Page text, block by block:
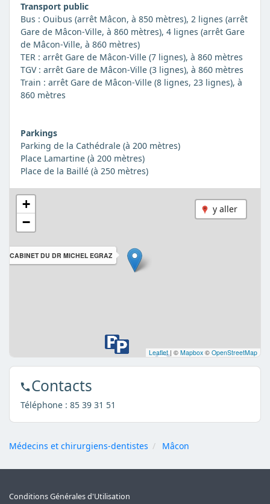
Transport public
Bus : Ouibus (arrêt Mâcon, à 850 mètres), 2 lignes (arrêt
Gare de Mâcon-Ville, à 860 mètres), 4 lignes (arrêt Gare
de Mâcon-Ville, à 860 mètres)
TER : arrêt Gare de Mâcon-Ville (7 lignes), à 860 mètres
TGV : arrêt Gare de Mâcon-Ville (3 lignes), à 860 mètres
Train : arrêt Gare de Mâcon-Ville (8 lignes, 23 lignes), à
860 mètres
Parkings
Parking de la Cathédrale (à 200 mètres)
Place Lamartine (à 200 mètres)
Place de la Baillé (à 250 mètres)
y aller
CABINET DU DR MICHEL EGRAZ
+
−
Leaflet | © Mapbox © OpenStreetMap
Contacts
Téléphone : 85 39 31 51
Médecins et chirurgiens-dentistes Mâcon
Conditions Générales d'Utilisation